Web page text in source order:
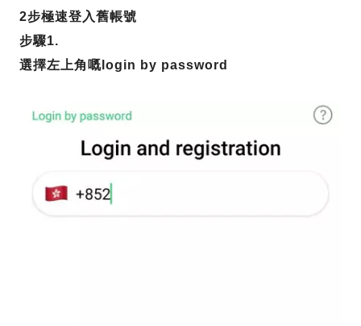
2步極速登入舊帳號
步驟1.
選擇左上角嘅login by password